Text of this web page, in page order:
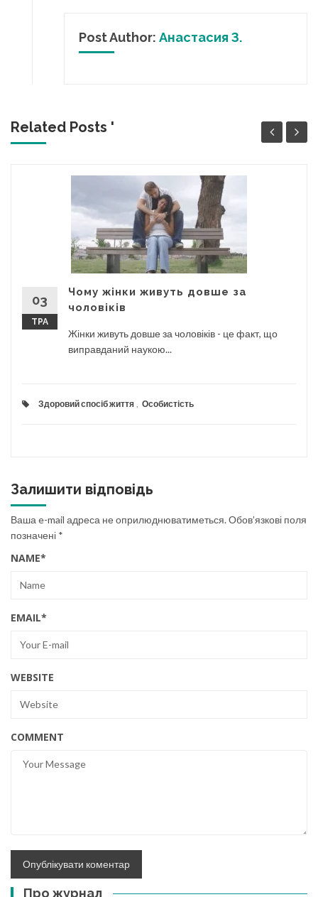
Post Author: Анастасия З.
Related Posts '
03
ТРА
Чому жінки живуть довше за
чоловіків
Жінки живуть довше за чоловіків - це факт, що
виправданий наукою...
Здоровий спосіб життя Особистість
Залишити відповідь
Ваша e-mail адреса не оприлюднюватиметься.Обов’язкові поля
позначені *
NAME*
EMAIL*
WEBSITE
COMMENT
Про журнал